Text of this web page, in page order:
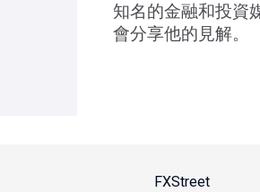
知名的金融和投資
會分享他的見解。
FXStreet